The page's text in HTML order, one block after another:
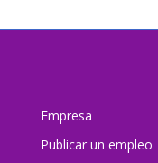
Empresa
Publicar un empleo